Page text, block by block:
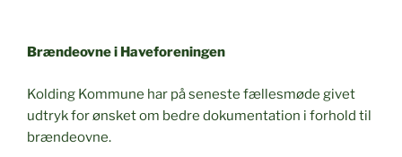
Brændeovne i Haveforeningen
Kolding Kommune har på seneste fællesmøde givet
udtryk for ønsket om bedre dokumentation i forhold til
brændeovne.